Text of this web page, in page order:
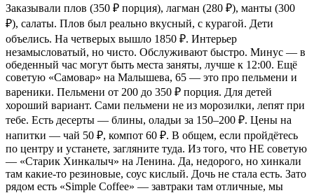
Заказывали плов (350 ₽ порция), лагман (280 ₽), манты (300
₽), салаты. Плов был реально вкусный, с курагой. Дети
объелись. На четверых вышло 1850 ₽. Интерьер
незамысловатый, но чисто. Обслуживают быстро. Минус — в
обеденный час могут быть места заняты, лучше к 12:00. Ещё
советую «Самовар» на Малышева, 65 — это про пельмени и
вареники. Пельмени от 200 до 350 ₽ порция. Для детей
хороший вариант. Сами пельмени не из морозилки, лепят при
тебе. Есть десерты — блины, оладьи за 150–200 ₽. Цены на
напитки — чай 50 ₽, компот 60 ₽. В общем, если пройдётесь
по центру и устанете, загляните туда. Из того, что НЕ советую
— «Старик Хинкалыч» на Ленина. Да, недорого, но хинкали
там какие-то резиновые, соус кислый. Дочь не стала есть. Зато
рядом есть «Simple Coffee» — завтраки там отличные, мы